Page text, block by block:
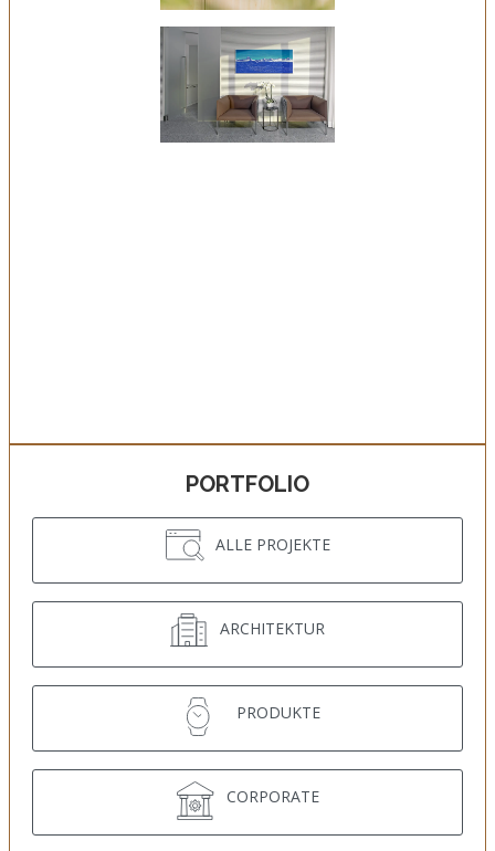
PORTFOLIO
ALLE PROJEKTE
ARCHITEKTUR
PRODUKTE
CORPORATE